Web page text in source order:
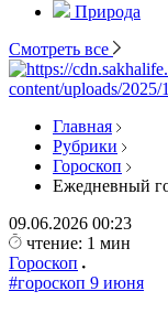
Природа
Смотреть все
Главная
Рубрики
Гороскоп
Ежедневный
09.06.2026 00:23
чтение: 1 мин
Гороскоп
#гороскоп 9 июня